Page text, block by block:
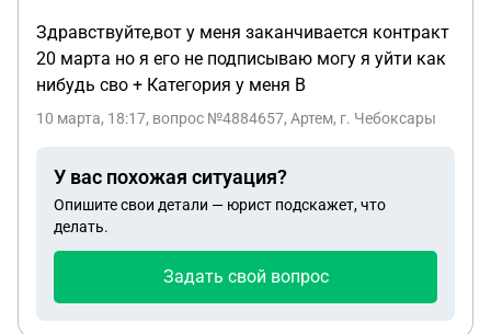
Здравствуйте,вот у меня заканчивается контракт
20 марта но я его не подписываю могу я уйти как
нибудь сво + Категория у меня В
10 марта, 18:17, вопрос №4884657, Артем, г. Чебоксары
У вас похожая ситуация?
Опишите свои детали — юрист подскажет, что
делать.
Задать свой вопрос